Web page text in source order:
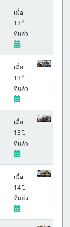
เมื่อ
13 ปี
ที่แล้ว
เมื่อ
13 ปี
ที่แล้ว
เมื่อ
13 ปี
ที่แล้ว
เมื่อ
14 ปี
ที่แล้ว